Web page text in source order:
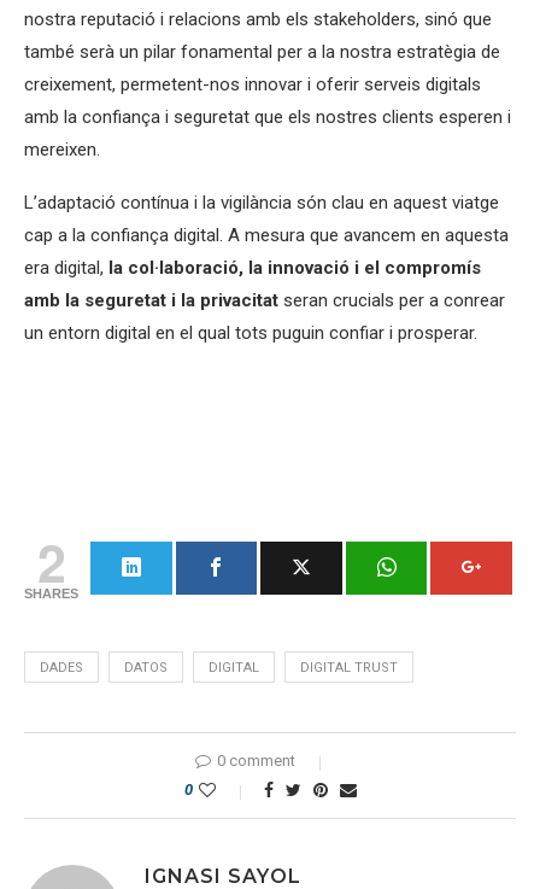
nostra reputació i relacions amb els stakeholders, sinó que
també serà un pilar fonamental per a la nostra estratègia de
creixement, permetent-nos innovar i oferir serveis digitals
amb la confiança i seguretat que els nostres clients esperen i
mereixen.
L’adaptació contínua i la vigilància són clau en aquest viatge
cap a la confiança digital. A mesura que avancem en aquesta
era digital, la col·laboració, la innovació i el compromís
amb la seguretat i la privacitat seran crucials per a conrear
un entorn digital en el qual tots puguin confiar i prosperar.
2
SHARES
DADES DATOS DIGITAL DIGITAL TRUST
0 comment
0
IGNASI SAYOL